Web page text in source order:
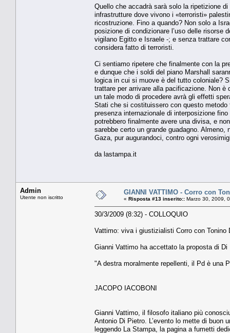
Quello che accadrà sarà solo la ripetizione
infrastrutture dove vivono i «terroristi»
ricostruzione. Fino a quando? Non solo a
posizione di condizionare l’uso delle risorse
vigilano Egitto e Israele -; e senza trattare
considera fatto di terroristi.
Ci sentiamo ripetere che finalmente con la
e dunque che i soldi del piano Marshall
logica in cui si muove è del tutto coloniale?
trattare per arrivare alla pacificazione. Non
un tale modo di procedere avrà gli effetti
Stati che si costituissero con questo metodo
presenza internazionale di interposizione
potrebbero finalmente avere una divisa, e
sarebbe certo un grande guadagno.
Gaza, pur augurandoci, contro ogni
da lastampa.it
Admin
Utente non iscritto
GIANNI VATTIMO - Corro con
« Risposta #13 inserito:: Marzo 30, 2009,
30/3/2009 (8:32) - COLLOQUIO
Vattimo: viva i giustizialisti Corro con Tonino
Gianni Vattimo ha accettato la proposta di Di
"A destra moralmente repellenti, il Pd è una
JACOPO IACOBONI
Gianni Vattimo, il filosofo italiano più
Antonio Di Pietro. L’evento lo mette di buon
leggendo La Stampa, la pagina a fumetti